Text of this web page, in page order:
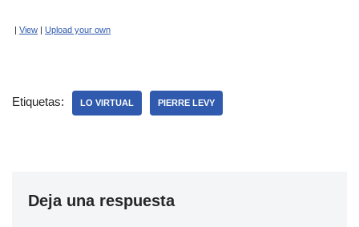
| View | Upload your own
Etiquetas: LO VIRTUAL PIERRE LEVY
Deja una respuesta